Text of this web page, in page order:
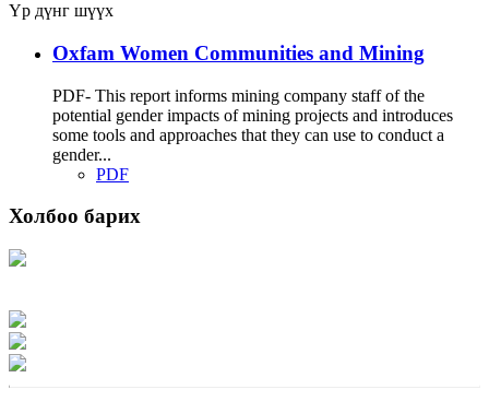
Үр дүнг шүүх
Oxfam Women Communities and Mining
PDF- This report informs mining company staff of the
potential gender impacts of mining projects and introduces
some tools and approaches that they can use to conduct a
gender...
PDF
Холбоо барих